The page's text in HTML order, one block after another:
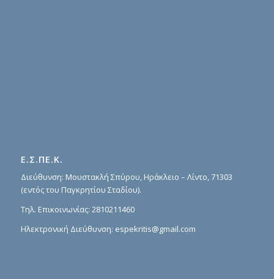
Ε.Σ.ΠΕ.Κ.
Διεύθυνση: Μουστακλή Σπύρου, Ηράκλειο – Λίντο, 71303
(εντός του Παγκρητίου Σταδίου).
Τηλ. Επικοινωνίας: 2810211460
Ηλεκτρονική Διεύθυνση: espekritis@gmail.com